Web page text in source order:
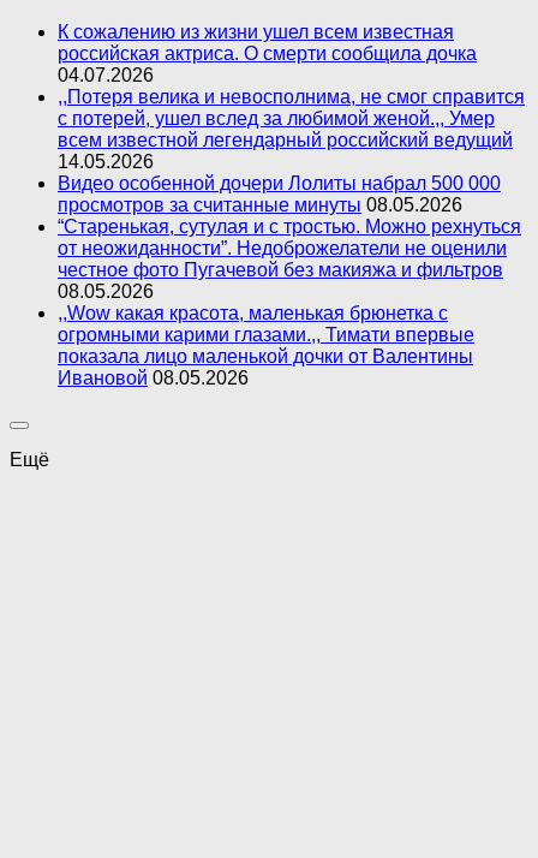
К сожалению из жизни ушел всем известная
российская актриса. О смерти сообщила дочка
04.07.2026
,,Потеря велика и невосполнима, не смог справится
с потерей, ушел вслед за любимой женой.,, Умер
всем известной легендарный российский ведущий
14.05.2026
Видео особенной дочери Лолиты набрал 500 000
просмотров за считанные минуты 08.05.2026
“Старенькая, сутулая и с тростью. Можно рехнуться
от неожиданности”. Недоброжелатели не оценили
честное фото Пугачевой без макияжа и фильтров
08.05.2026
,,Wow какая красота, маленькая брюнетка с
огромными карими глазами.,, Тимати впервые
показала лицо маленькой дочки от Валентины
Ивановой 08.05.2026
Ещё